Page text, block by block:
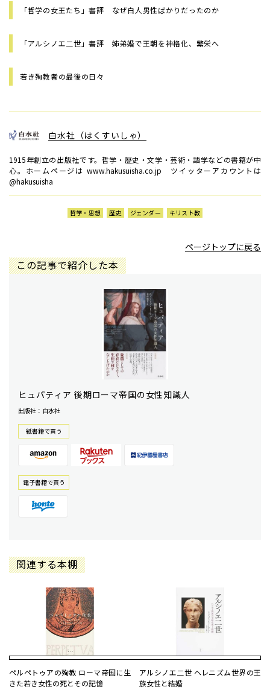
「哲学の女王たち」書評 なぜ白人男性ばかりだったのか
「アルシノエ二世」書評 姉弟婚で王朝を神格化、繁栄へ
若き殉教者の最後の日々
白水社（はくすいしゃ）
1915年創立の出版社です。哲学・歴史・文学・芸術・語学などの書籍が中
心。ホームページは www.hakusuisha.co.jp ツイッターアカウントは
@hakusuisha
哲学・思想 歴史 ジェンダー キリスト教
ページトップに戻る
この記事で紹介した本
ヒュパティア 後期ローマ帝国の女性知識人
出版社：白水社
紙書籍で買う
電⼦書籍で買う
関連する本棚
ペルペトゥアの殉教 ローマ帝国に生
きた若き女性の死とその記憶
アルシノエ二世 ヘレニズム世界の王
族女性と結婚